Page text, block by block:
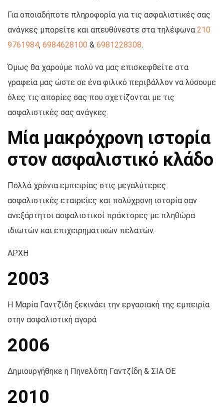
Για οποιαδήποτε πληροφορία για τις ασφαλιστικές σας
ανάγκες μπορείτε και απευθύνεστε στα τηλέφωνα 210
9761984, 6984628100 & 6981228308.
Όμως θα χαρούμε πολύ να μας επισκεφθείτε στα
γραφεία μας ώστε σε ένα φιλικό περιβάλλον να λύσουμε
όλες τις απορίες σας που σχετίζονται με τις
ασφαλιστικές σας ανάγκες.
Μία μακρόχρονη ιστορία
στον ασφαλιστικό κλάδο
Πολλά χρόνια εμπειρίας στις μεγαλύτερες
ασφαλιστικές εταιρείες και πολύχρονη ιστορία σαν
ανεξάρτητοι ασφαλιστικοί πράκτορες με πληθώρα
ιδιωτών και επιχειρηματικών πελατών.
ΑΡΧΗ
2003
Η Μαρία Γαντζίδη ξεκινάει την εργασιακή της εμπειρία
στην ασφαλιστική αγορά
2006
Δημιουργήθηκε η Πηνελόπη Γαντζίδη & ΣΙΑ ΟΕ
2010